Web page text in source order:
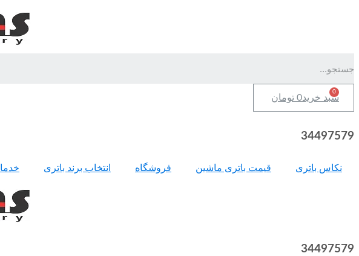
0 تومان سبد خرید
34497579
نکاس باتری قیمت باتری ماشین فروشگاه انتخاب برند باتری
34497579